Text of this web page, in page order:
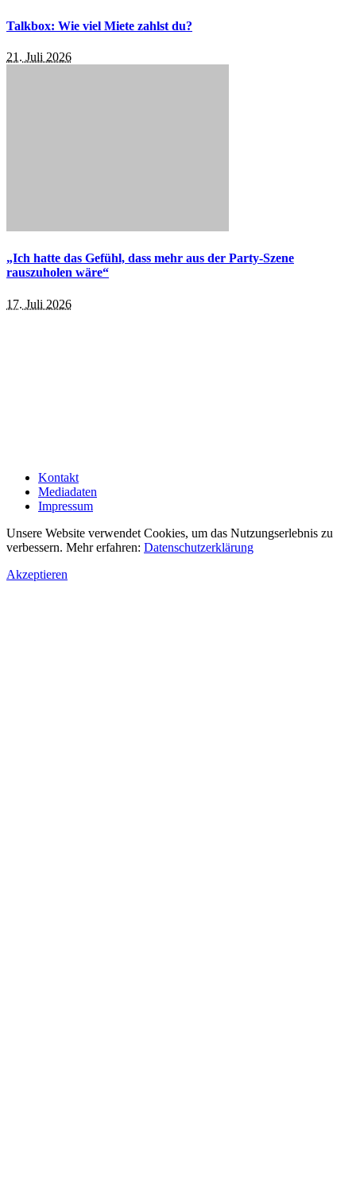
Talkbox: Wie viel Miete zahlst du?
21. Juli 2026
„Ich hatte das Gefühl, dass mehr aus der Party-Szene
rauszuholen wäre“
17. Juli 2026
Kontakt
Mediadaten
Impressum
Unsere Website verwendet Cookies, um das Nutzungserlebnis zu
verbessern. Mehr erfahren: Datenschutzerklärung
Akzeptieren